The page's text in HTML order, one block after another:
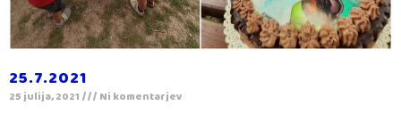
25.7.2021
25 julija, 2021 Ni komentarjev